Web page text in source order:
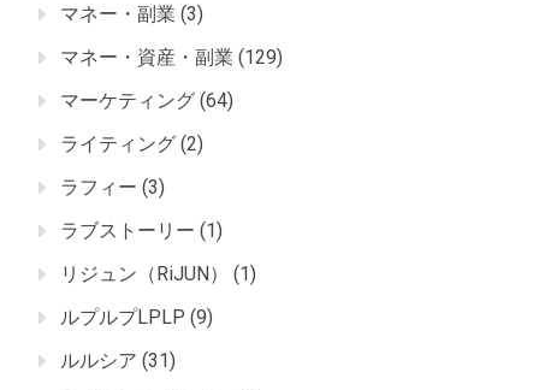
マネー・副業 (3)
マネー・資産・副業 (129)
マーケティング (64)
ライティング (2)
ラフィー (3)
ラブストーリー (1)
リジュン（RiJUN）
(1)
ルプルプLPLP (9)
ルルシア (31)